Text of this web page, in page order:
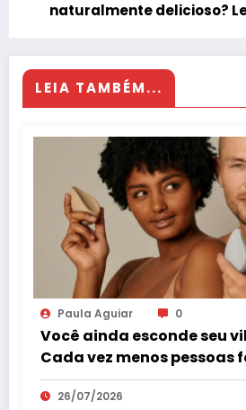
naturalmente delicioso?
LEIA TAMBÉM...
Paula Aguiar 0
Você ainda esconde seu
Cada vez menos pessoas
26/07/2026